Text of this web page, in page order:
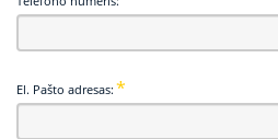
El. Pašto adresas: